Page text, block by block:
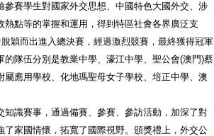
參賽學生對國家外交思想、中國特色大國外交、涉
點等的掌握和運用，得到特區社會各界廣泛支
穎而出進入總決賽，經過激烈競賽，最終獲得冠軍
隊伍分別是教業中學、濠江中學、聖公會(澳門)蔡
應用學校、化地瑪聖母女子學校、培正中學、澳
知識賽事，通過備賽、參賽、參訪活動，加深了對
了家國情懷，拓寬了國際視野。頒獎禮上，外交公